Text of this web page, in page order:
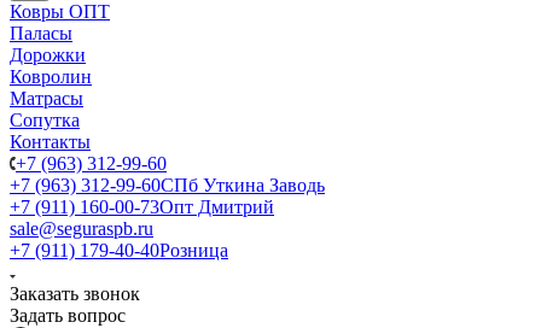
Ковры ОПТ
Паласы
Дорожки
Ковролин
Матрасы
Сопутка
Контакты
+7 (963) 312-99-60
+7 (963) 312-99-60СПб Уткина Заводь
+7 (911) 160-00-73Опт Дмитрий
sale@seguraspb.ru
+7 (911) 179-40-40Розница
Заказать звонок
Задать вопрос